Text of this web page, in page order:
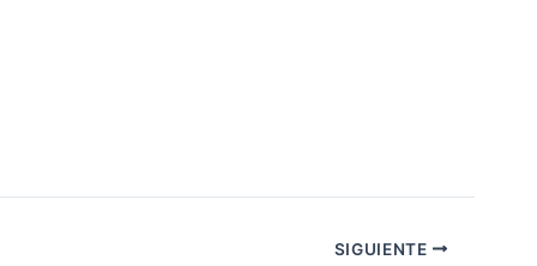
SIGUIENTE